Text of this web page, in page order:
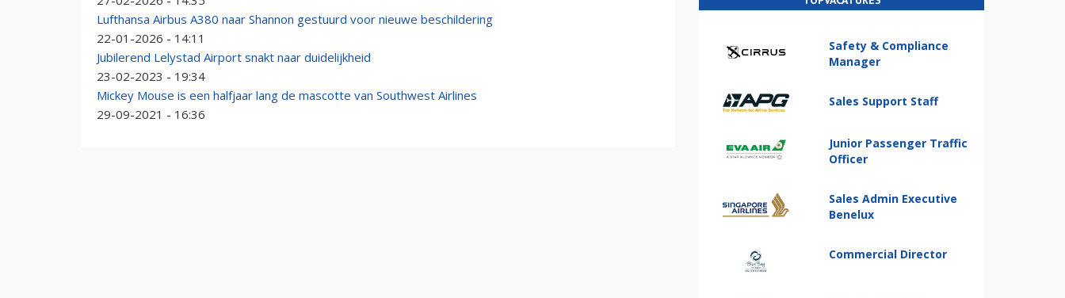
Lufthansa Airbus A380 naar Shannon gestuurd voor nieuwe beschildering
22-01-2026 - 14:11
Jubilerend Lelystad Airport snakt naar duidelijkheid
23-02-2023 - 19:34
Mickey Mouse is een halfjaar lang de mascotte van Southwest Airlines
29-09-2021 - 16:36
Safety & Compliance
Manager
Sales Support Staff
Junior Passenger Traffic
Officer
Sales Admin Executive
Benelux
Commercial Director